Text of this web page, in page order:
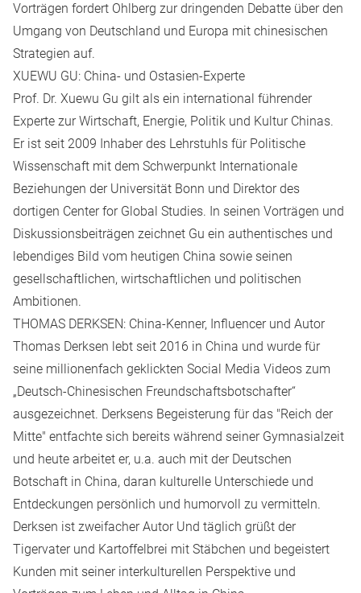
Vorträgen fordert Ohlberg zur dringenden Debatte über den
Umgang von Deutschland und Europa mit chinesischen
Strategien auf.
XUEWU GU: China- und Ostasien-Experte
Prof. Dr. Xuewu Gu gilt als ein international führender
Experte zur Wirtschaft, Energie, Politik und Kultur Chinas.
Er ist seit 2009 Inhaber des Lehrstuhls für Politische
Wissenschaft mit dem Schwerpunkt Internationale
Beziehungen der Universität Bonn und Direktor des
dortigen Center for Global Studies. In seinen Vorträgen und
Diskussionsbeiträgen zeichnet Gu ein authentisches und
lebendiges Bild vom heutigen China sowie seinen
gesellschaftlichen, wirtschaftlichen und politischen
Ambitionen.
THOMAS DERKSEN: China-Kenner, Influencer und Autor
Thomas Derksen lebt seit 2016 in China und wurde für
seine millionenfach geklickten Social Media Videos zum
„Deutsch-Chinesischen Freundschaftsbotschafter“
ausgezeichnet. Derksens Begeisterung für das "Reich der
Mitte" entfachte sich bereits während seiner Gymnasialzeit
und heute arbeitet er, u.a. auch mit der Deutschen
Botschaft in China, daran kulturelle Unterschiede und
Entdeckungen persönlich und humorvoll zu vermitteln.
Derksen ist zweifacher Autor Und täglich grüßt der
Tigervaterund Kartoffelbrei mit Stäbchen und begeistert
Kunden mit seiner interkulturellen Perspektive und